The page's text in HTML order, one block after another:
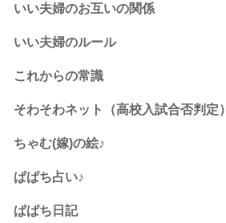
いい夫婦のお互いの関係
いい夫婦のルール
これからの常識
そわそわネット（高校入試合否判定）
ちゃむ(嫁)の絵♪
ぱぱち占い♪
ぱぱち日記